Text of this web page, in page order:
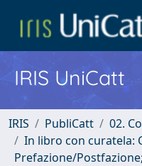
IRIS UniCatt
IRIS PubliCatt
02.
In libro con curatela:
Prefazione/